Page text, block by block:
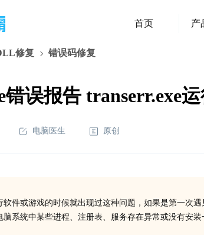
首页 产
修复 错误码修复
误报告 transerr.exe
电脑医生 原创
件或游戏的时候就出现过这种问题，如果是第一次
系统中某些进程、注册表、服务存在异常或没有安装